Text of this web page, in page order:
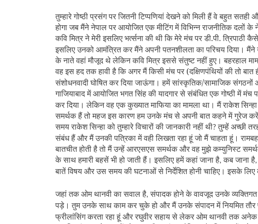
तुम्हारे गोष्ठी प्रसंग पर जितनी टिप्पणियां देखने को मिली हैं वे बहुत सतही
होगा जब मैंने नेपाल पर आयोजित एक मीटिंग में विभिन्न राजनीतिक दलों
कवि मित्र ने मेरी इसलिए भर्त्सना की थी कि मेरे मंच पर डी.पी.
इसलिए उनको आमंत्रित कर मैंने अपनी पतनशीलता का परिचय दिया। मैंने
के नाते वहां मौजूद थे लेकिन कवि मित्र इससे संतुष्ट नहीं हुए। बहरहाल
वह इस हद तक हावी है कि अगर मैं किसी मंच पर (दक्षिणपंथियों की तो बात
संशोधनवादी घोषित कर दिया जाऊंगा। हमें सांस्कृतिक/सामाजिक संगठनों
गाजियाबाद में आयोजित भगत सिंह की यादगार से संबंधित एक गोष्ठी में
कर दिया। लेकिन वह एक कुख्यात माफिया का मामला था। मैं राकेश
समर्थक हैं तो महज इस कारण हम उनके मंच से अपनी बात कहने में गुरेज
समय राकेश सिन्हा को तुम्हारे विचारों की जानकारी नहीं थी?तुम्हें अच्छी
संबंध हैं और मैं उनकी पत्रिका में वही लिखता रहा हूं जो मैं चाहता हूं।
बातचीत होती है तो मैं उन्हें आरएसएस समर्थक और वह मुझे कम्युनिस्ट
के साथ हमारी बहसें भी हो जाती हैं। इसलिए हमें कहां जाना है,कब जाना है
बातें विषय और उस समय की घटनाओं से निर्देशित होनी चाहिए। इसके लिए
जहां तक ओम थानवी का सवाल है,संपादक होने के वावजूद उनके व्यक्तिगत
पड़े। तुम उनके साथ काम कर चुके हो और मैं उनके संपादन में नियमित तौर
फ्रीलांसिंग करता रहा हूं और रघुवीर सहाय से लेकर ओम थानवी तक अनेक